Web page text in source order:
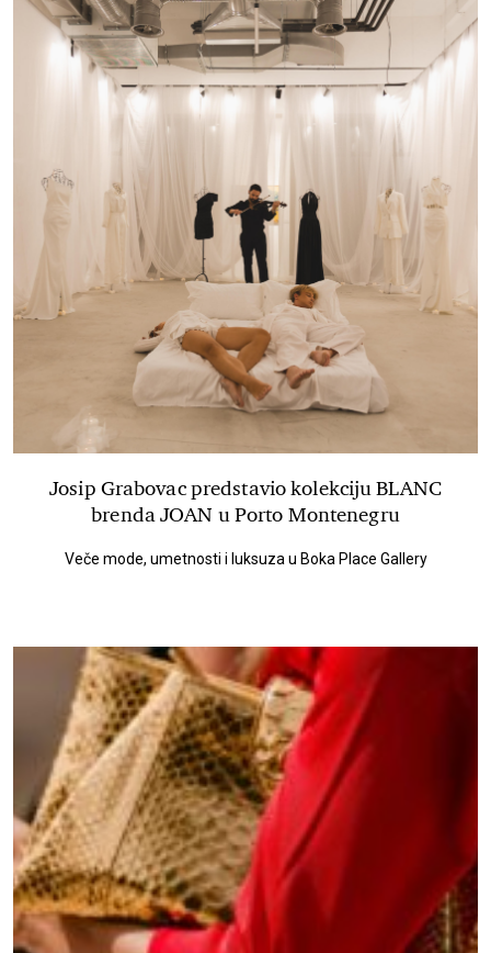
Josip Grabovac predstavio kolekciju BLANC
brenda JOAN u Porto Montenegru
Veče mode, umetnosti i luksuza u Boka Place Gallery